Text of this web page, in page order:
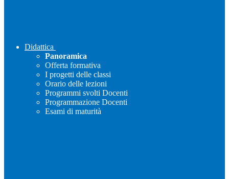
Didattica
Panoramica
Offerta formativa
I progetti delle classi
Orario delle lezioni
Programmi svolti Docenti
Programmazione Docenti
Esami di maturità